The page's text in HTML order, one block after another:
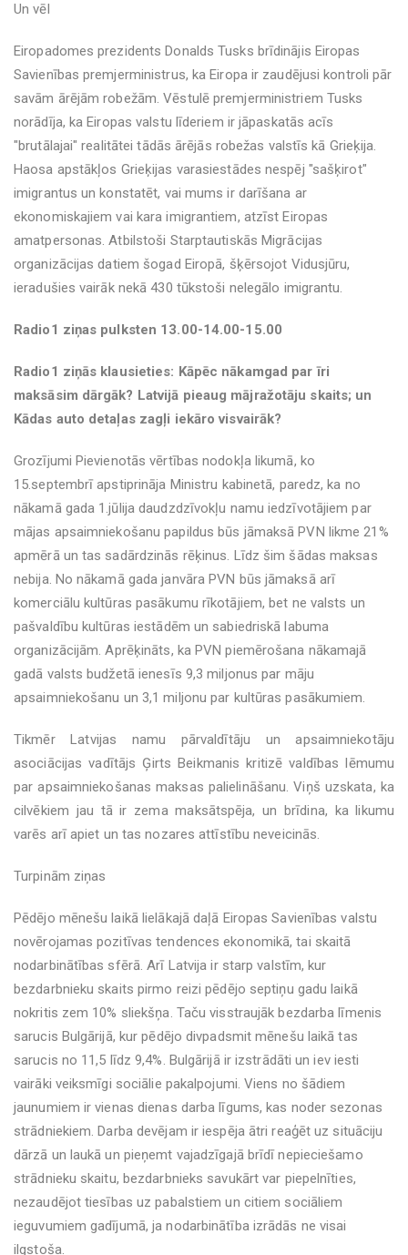
Un vēl
Eiropadomes prezidents Donalds Tusks brīdinājis Eiropas
Savienības premjerministrus, ka Eiropa ir zaudējusi kontroli pār
savām ārējām robežām. Vēstulē premjerministriem Tusks
norādīja, ka Eiropas valstu līderiem ir jāpaskatās acīs
"brutālajai" realitātei tādās ārējās robežas valstīs kā Grieķija.
Haosa apstākļos Grieķijas varasiestādes nespēj "sašķirot"
imigrantus un konstatēt, vai mums ir darīšana ar
ekonomiskajiem vai kara imigrantiem, atzīst Eiropas
amatpersonas. Atbilstoši Starptautiskās Migrācijas
organizācijas datiem šogad Eiropā, šķērsojot Vidusjūru,
ieradušies vairāk nekā 430 tūkstoši nelegālo imigrantu.
Radio1 ziņas pulksten 13.00-14.00-15.00
Radio1 ziņās klausieties: Kāpēc nākamgad par īri
maksāsim dārgāk? Latvijā pieaug mājražotāju skaits; un
Kādas auto detaļas zagļi iekāro visvairāk?
Grozījumi Pievienotās vērtības nodokļa likumā, ko
15.septembrī apstiprināja Ministru kabinetā, paredz, ka no
nākamā gada 1.jūlija daudzdzīvokļu namu iedzīvotājiem par
mājas apsaimniekošanu papildus būs jāmaksā PVN likme 21%
apmērā un tas sadārdzinās rēķinus. Līdz šim šādas maksas
nebija. No nākamā gada janvāra PVN būs jāmaksā arī
komerciālu kultūras pasākumu rīkotājiem, bet ne valsts un
pašvaldību kultūras iestādēm un sabiedriskā labuma
organizācijām. Aprēķināts, ka PVN piemērošana nākamajā
gadā valsts budžetā ienesīs 9,3 miljonus par māju
apsaimniekošanu un 3,1 miljonu par kultūras pasākumiem.
Tikmēr Latvijas namu pārvaldītāju un apsaimniekotāju
asociācijas vadītājs Ģirts Beikmanis kritizē valdības lēmumu
par apsaimniekošanas maksas palielināšanu. Viņš uzskata, ka
cilvēkiem jau tā ir zema maksātspēja, un brīdina, ka likumu
varēs arī apiet un tas nozares attīstību neveicinās.
Turpinām ziņas
Pēdējo mēnešu laikā lielākajā daļā Eiropas Savienības valstu
novērojamas pozitīvas tendences ekonomikā, tai skaitā
nodarbinātības sfērā. Arī Latvija ir starp valstīm, kur
bezdarbnieku skaits pirmo reizi pēdējo septiņu gadu laikā
nokritis zem 10% sliekšņa. Taču visstraujāk bezdarba līmenis
sarucis Bulgārijā, kur pēdējo divpadsmit mēnešu laikā tas
sarucis no 11,5 līdz 9,4%. Bulgārijā ir izstrādāti un iev iesti
vairāki veiksmīgi sociālie pakalpojumi. Viens no šādiem
jaunumiem ir vienas dienas darba līgums, kas noder sezonas
strādniekiem. Darba devējam ir iespēja ātri reaģēt uz situāciju
dārzā un laukā un pieņemt vajadzīgajā brīdī nepieciešamo
strādnieku skaitu, bezdarbnieks savukārt var piepelnīties,
nezaudējot tiesības uz pabalstiem un citiem sociāliem
ieguvumiem gadījumā, ja nodarbinātība izrādās ne visai
ilgstoša.